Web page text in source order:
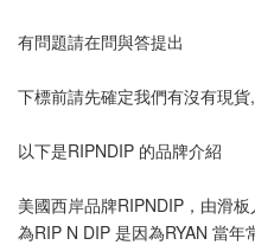
有問題請在問與答提出
下標前請先確定我們有沒有現
以下是RIPNDIP 的品牌介紹
美國西岸品牌RIPNDIP，由滑
為RIP N DIP 是因為RYAN 當